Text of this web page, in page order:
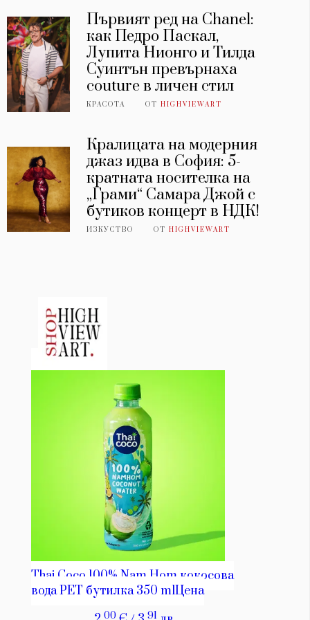
Първият ред на Chanel:
как Педро Паскал,
Лупита Нионго и Тилда
Суинтън превърнаха
couture в личен стил
КРАСОТА ОТHIGHVIEWART
Кралицата на модерния
джаз идва в София: 5-
кратната носителка на
„Грами“ Самара Джой с
бутиков концерт в НДК!
ИЗКУСТВО ОТHIGHVIEWART